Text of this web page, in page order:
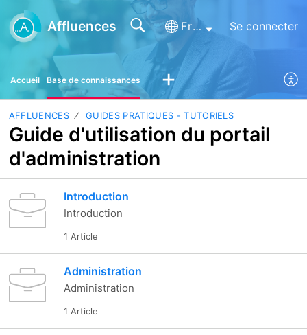
Affluences Français (France) Se connecter
Accueil Base de connaissances
AFFLUENCES GUIDES PRATIQUES - TUTORIELS
Guide d'utilisation du portail
d'administration
Introduction
Introduction
1 Article
Administration
Administration
1 Article